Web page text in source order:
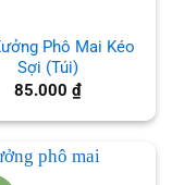
Phô Mai Kéo
Sợi (Túi)
85.000 ₫